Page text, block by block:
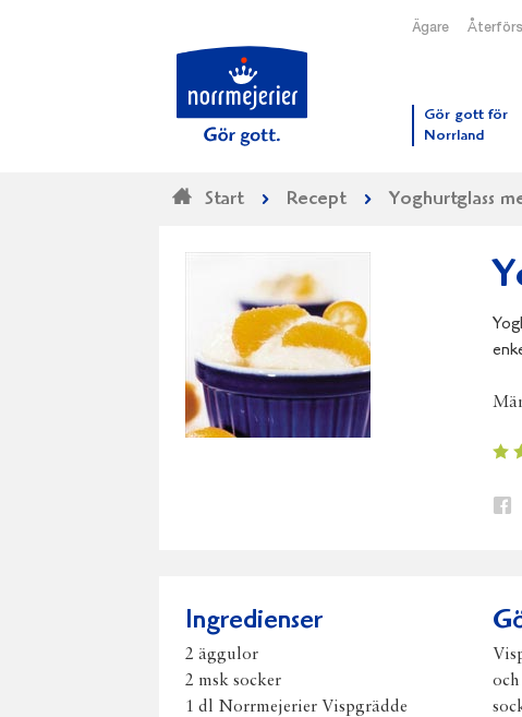
Ägare
Gör gott för
Norrland
Start Recept Yoghurtglass
Ingredienser
2 äggulor
2 msk socker
1 dl Norrmejerier Vispgrädde